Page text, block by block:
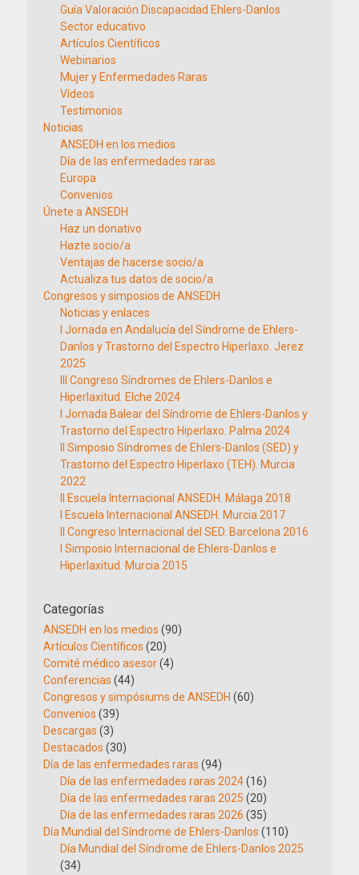
Guía Valoración Discapacidad Ehlers-Danlos
Sector educativo
Artículos Científicos
Webinarios
Mujer y Enfermedades Raras
Vídeos
Testimonios
Noticias
ANSEDH en los medios
Día de las enfermedades raras
Europa
Convenios
Únete a ANSEDH
Haz un donativo
Hazte socio/a
Ventajas de hacerse socio/a
Actualiza tus datos de socio/a
Congresos y simposios de ANSEDH
Noticias y enlaces
I Jornada en Andalucía del Síndrome de Ehlers-
Danlos y Trastorno del Espectro Hiperlaxo. Jerez
2025
III Congreso Síndromes de Ehlers-Danlos e
Hiperlaxitud. Elche 2024
I Jornada Balear del Síndrome de Ehlers-Danlos y
Trastorno del Espectro Hiperlaxo. Palma 2024
II Simposio Síndromes de Ehlers-Danlos (SED) y
Trastorno del Espectro Hiperlaxo (TEH). Murcia
2022
II Escuela Internacional ANSEDH. Málaga 2018
I Escuela Internacional ANSEDH. Murcia 2017
II Congreso Internacional del SED. Barcelona 2016
I Simposio Internacional de Ehlers-Danlos e
Hiperlaxitud. Murcia 2015
Categorías
ANSEDH en los medios (90)
Artículos Científicos (20)
Comité médico asesor(4)
Conferencias (44)
Congresos y simpósiums de ANSEDH (60)
Convenios (39)
Descargas (3)
Destacados (30)
Día de las enfermedades raras (94)
Día de las enfermedades raras 2024(16)
Día de las enfermedades raras 2025 (20)
Día de las enfermedades raras 2026 (35)
Día Mundial del Síndrome de Ehlers-Danlos (110)
Día Mundial del Síndrome de Ehlers-Danlos 2025
(34)